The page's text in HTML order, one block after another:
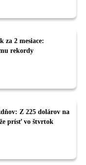
za 2 mesiace:
rekordy
Z 225 dolárov na
prísť vo štvrtok